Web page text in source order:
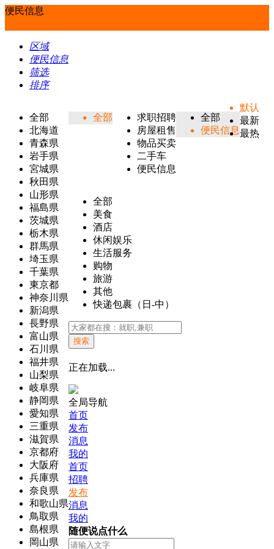
便民信息
区域
便民信息
筛选
排序
全部
北海道
青森県
岩手県
宮城県
秋田県
山形県
福島県
茨城県
栃木県
群馬県
埼玉県
千葉県
東京都
神奈川県
新潟県
長野県
富山県
石川県
福井県
山梨県
岐阜県
静岡県
愛知県
三重県
滋賀県
京都府
大阪府
兵庫県
奈良県
和歌山県
鳥取県
島根県
岡山県
全部
求职招聘
房屋租售
物品买卖
二手车
便民信息
全部
便民信息
全部
美食
酒店
休闲娱乐
生活服务
购物
旅游
其他
快递包裹（日-中）
默认
最新
最热
搜索
正在加载...
全局导航
首页
发布
消息
我的
首页
招聘
发布
消息
我的
随便说点什么